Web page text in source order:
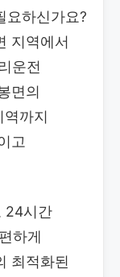
요하신가요?
지역에서
운전
면의
까지
고
24시간
하게
최적화된